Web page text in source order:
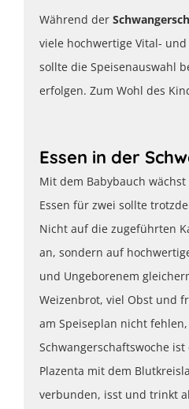
Während der
viele hochwertige Vital-
sollte die Speisenauswahl
erfolgen. Zum Wohl des
Essen in der
Mit dem Babybauch
Essen für zwei sollte
Nicht auf die zugeführten
an, sondern auf
und Ungeborenem
Weizenbrot, viel Obst und
am Speiseplan nicht
Schwangerschaftswoche
Plazenta mit dem
verbunden, isst und trinkt